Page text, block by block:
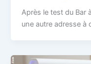
Après le test du Bar
une autre adresse à